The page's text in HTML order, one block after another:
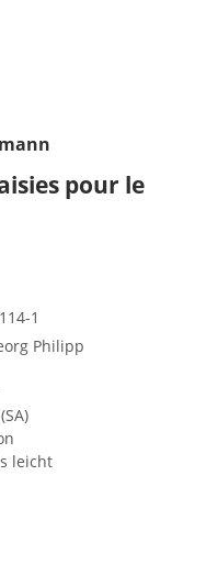
pour le
1
Philipp
leicht